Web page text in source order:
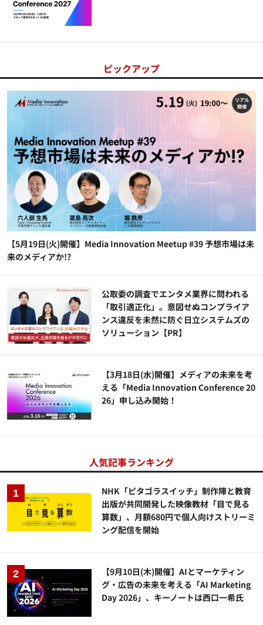
ピックアップ
【5月19日(火)開催】Media Innovation Meetup #39 予想市場は未
来のメディアか!?
公​​取委の調査でエンタメ業界に問われる
「取引適正化」。意図せぬコンプライア
ンス違反を未然に防ぐ日立システムズの
ソリューション​【PR】
【3月18日(水)開催】メディアの未来を考
える「Media Innovation Conference 20
26」申し込み開始！
人気記事ランキング
NHK「ピタゴラスイッチ」制作陣と教育
出版が共同開発した映像教材「目で見る
算数」、月額680円で個人向けストリーミ
ング配信を開始
【9月10日(木)開催】AIとマーケティン
グ・広告の未来を考える「AI Marketing
Day 2026」、キーノートは西口一希氏